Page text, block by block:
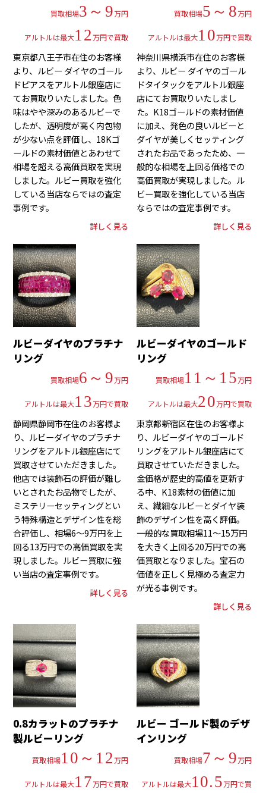
買取相場3～9万円
アルトルは最大12万円で買取
東京都八王子市在住のお客様
より、ルビー ダイヤのゴール
ドピアスをアルトル銀座店に
てお買取りいたしました。色
味はやや深みのあるルビーで
したが、透明度が高く内包物
が少ない点を評価し、18Kゴ
ールドの素材価値とあわせて
相場を超える高価買取を実現
しました。ルビー買取を強化
している当店ならではの査定
事例です。
詳しく見る
買取相場5～8万円
アルトルは最大10万円で買取
神奈川県横浜市在住のお客様
より、ルビー ダイヤのゴール
ドタイタックをアルトル銀座
店にてお買取りいたしまし
た。K18ゴールドの素材価値
に加え、発色の良いルビーと
ダイヤが美しくセッティング
されたお品であったため、一
般的な相場を上回る価格での
高価買取が実現しました。ル
ビー買取を強化している当店
ならではの査定事例です。
詳しく見る
ルビーダイヤのプラチナ
リング
買取相場6～9万円
アルトルは最大13万円で買取
静岡県静岡市在住のお客様よ
り、ルビーダイヤのプラチナ
リングをアルトル銀座店にて
買取させていただきました。
他店では装飾石の評価が難し
いとされたお品物でしたが、
ミステリーセッティングとい
う特殊構造とデザイン性を総
合評価し、相場6～9万円を上
回る13万円での高価買取を実
現しました。ルビー買取に強
い当店の査定事例です。
詳しく見る
ルビーダイヤのゴールド
リング
買取相場11～15万円
アルトルは最大20万円で買取
東京都新宿区在住のお客様よ
り、ルビーダイヤのゴールド
リングをアルトル銀座店にて
買取させていただきました。
金価格が歴史的高値を更新す
る中、K18素材の価値に加
え、繊細なルビーとダイヤ装
飾のデザイン性を高く評価。
一般的な買取相場11～15万円
を大きく上回る20万円での高
価買取となりました。宝石の
価値を正しく見極める査定力
が光る事例です。
詳しく見る
0.8カラットのプラチナ
製ルビーリング
買取相場10～12万円
アルトルは最大17万円で買取
ルビー ゴールド製のデザ
インリング
買取相場7～9万円
アルトルは最大10.5万円で買